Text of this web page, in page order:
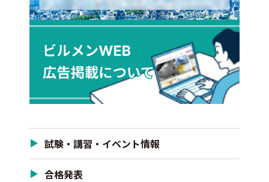
試験・講習・イベント情報
合格発表